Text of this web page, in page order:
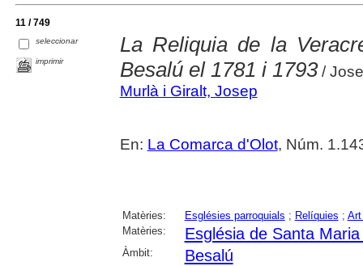
11 / 749
seleccionar
imprimir
La Reliquia de la
Besalú el 1781 i 1793/
Murlà i Giralt, Josep
En: La Comarca d'Olot, Núm.
Matèries: Esglésies parroquials ; Relíquies ;
Matèries:
Església de Santa
Àmbit: Besalú